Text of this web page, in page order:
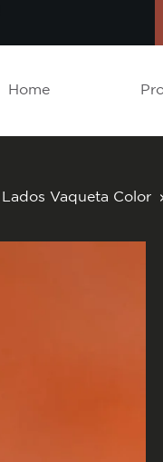
Home
Lados Vaqueta Color